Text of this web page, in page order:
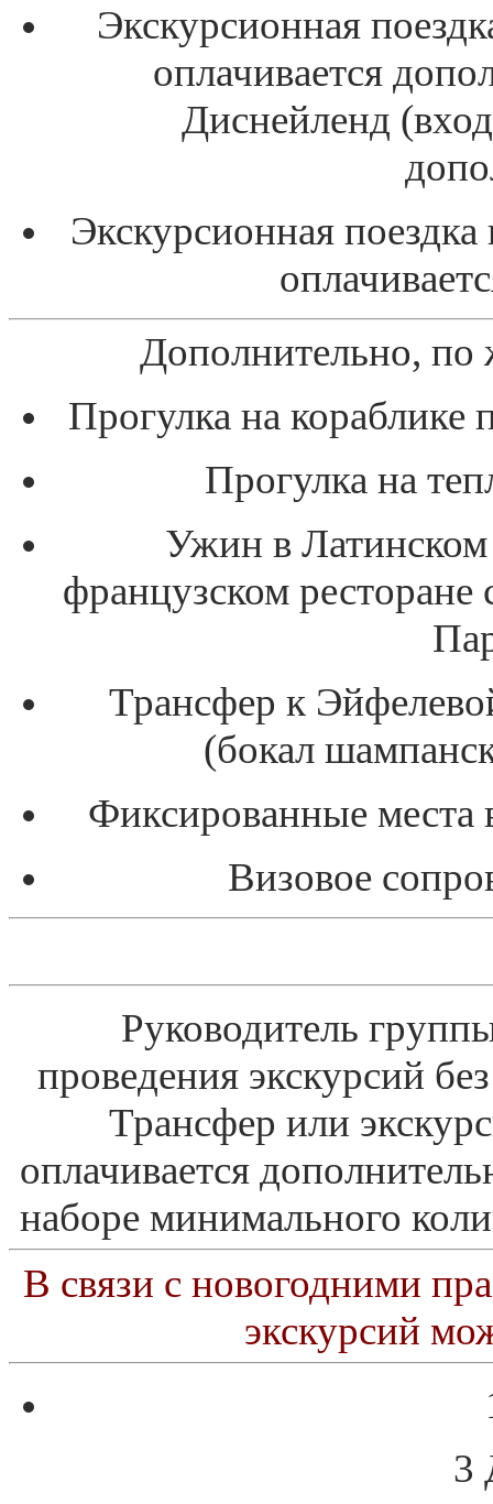
Экскурсионная
оплачивается
Диснейленд
Экскурсионная
Дополнительно, по
Прогулка на
Прогулка на
Ужин в
французском
Трансфер к
(бокал
Фиксированные места
Визовое
Руководитель
проведения экскурсий
Трансфер или
оплачивается
наборе минимального
В связи с новогодними
экскурсий
3